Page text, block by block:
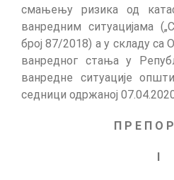
смањењу ризика од
ванредним ситуацијама
број 87/2018) а у складу
ванредног стања у
ванредне ситуације
седници одржаној
П Р Е П О
I